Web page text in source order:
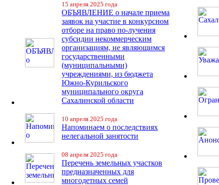
15 апреля 2025 года
ОБЪЯВЛЕНИЕ о начале приема
заявок на участие в конкурсном
отборе на право по-лучения
субсидии некоммерческим
организациям, не являющимся
государственными
(муниципальными)
учреждениями, из бюджета
Южно-Курильского
муниципального округа
Сахалинской области
10 апреля 2025 года
Напоминаем о последствиях
нелегальной занятости
08 апреля 2025 года
Перечень земельных участков
предназначенных для
многодетных семей